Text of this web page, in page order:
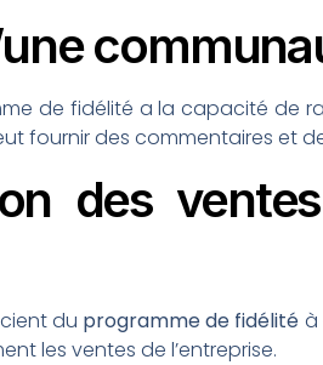
de fidélité a la capacité de
fournir des commentaires et
des
du programme de fidélité à
les ventes de l’entreprise.